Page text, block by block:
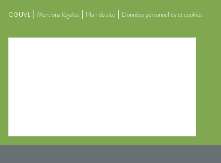
CGUVL Mentions légales Plan du site Données personnelles et cookies